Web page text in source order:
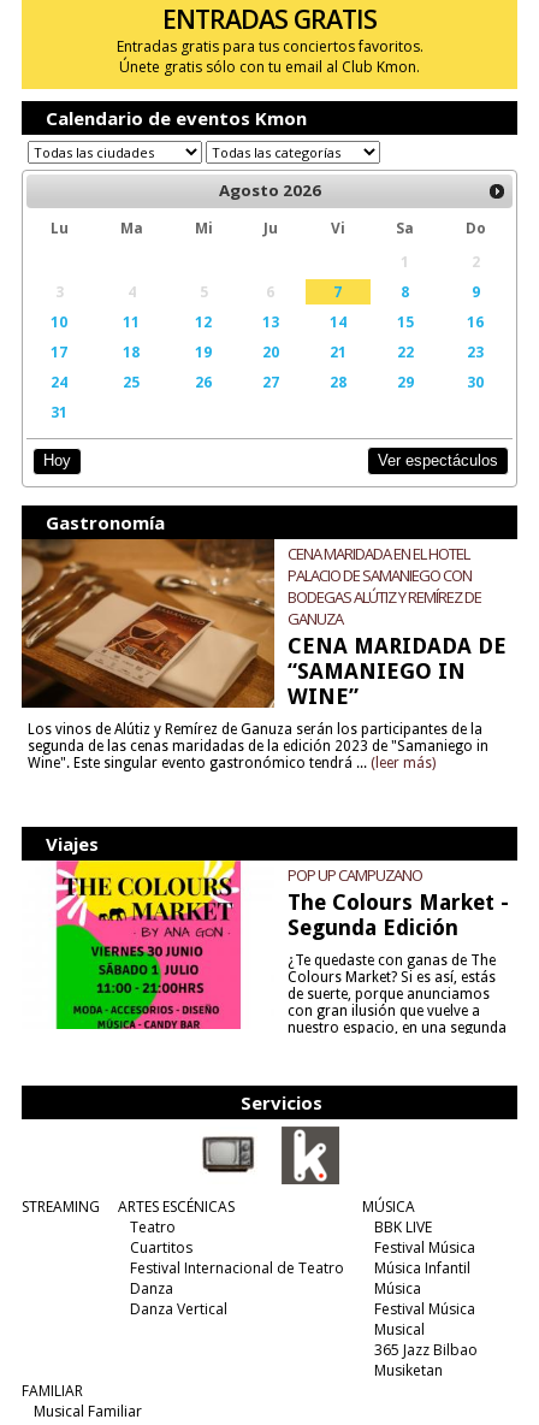
ENTRADAS GRATIS
Entradas gratis para tus conciertos favoritos.
Únete gratis sólo con tu email al Club Kmon.
Calendario de eventos Kmon
Agosto 2026
Lu Ma Mi Ju Vi Sa
Do
1
2
3
4 5 6 7 8
9
10
11 12 13 14 15
16
17
18 19 20 21 22
23
24
25 26 27 28 29
30
31
Hoy Ver espectáculos
Gastronomía
CENA MARIDADA EN EL HOTEL
PALACIO DE SAMANIEGO CON
BODEGAS ALÚTIZ Y REMÍREZ DE
GANUZA
CENA MARIDADA DE
“SAMANIEGO IN
WINE”
Los vinos de Alútiz y Remírez de Ganuza serán los participantes de la
segunda de las cenas maridadas de la edición 2023 de "Samaniego in
Wine". Este singular evento gastronómico tendrá ... (leer más)
Viajes
POP UP CAMPUZANO
The Colours Market -
Segunda Edición
¿Te quedaste con ganas de The
Colours Market? Si es así, estás
de suerte, porque anunciamos
con gran ilusión que vuelve a
nuestro espacio, en una segunda
Servicios
STREAMING
ARTES ESCÉNICAS
Teatro
Cuartitos
Festival Internacional de Teatro
Danza
Danza Vertical
MÚSICA
BBK LIVE
Festival Música
Música Infantil
Música
Festival Música
Musical
365 Jazz Bilbao
Musiketan
FAMILIAR
Musical Familiar